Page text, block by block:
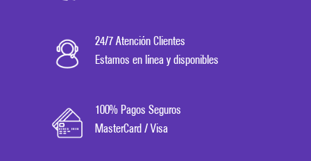
24/7 Atención Clientes
Estamos en línea y disponibles
100% Pagos Seguros
MasterCard / Visa